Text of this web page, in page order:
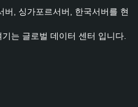
버, 싱가포르서버, 한국서버를 현
는 글로벌 데이터 센터 입니다.